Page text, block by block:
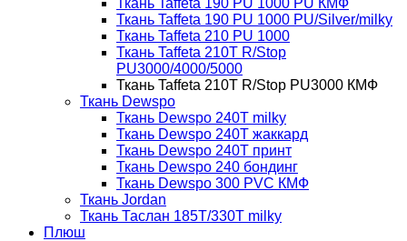
Ткань Taffeta 190 PU 1000 PU КМФ
Ткань Taffeta 190 PU 1000 PU/Silver/milky
Ткань Taffeta 210 PU 1000
Ткань Taffeta 210Т R/Stop
PU3000/4000/5000
Ткань Taffeta 210Т R/Stop PU3000 КМФ
Ткань Dewspo
Ткань Dewspo 240Т milky
Ткань Dewspo 240T жаккард
Ткань Dewspo 240Т принт
Ткань Dewspo 240 бондинг
Ткань Dewspo 300 PVC КМФ
Ткань Jordan
Ткань Таслан 185T/330T milky
Плюш